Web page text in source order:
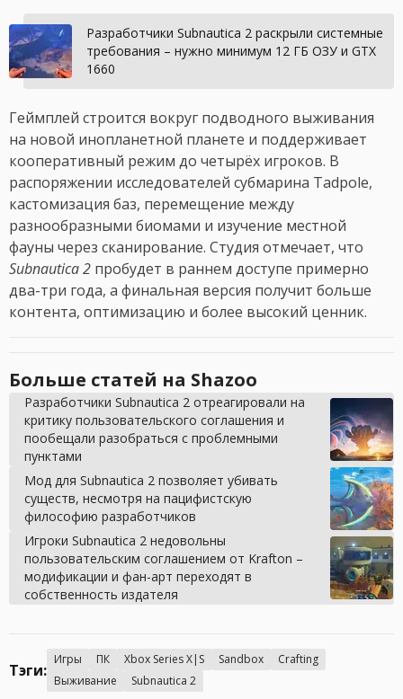
Разработчики Subnautica 2 раскрыли системные
требования – нужно минимум 12 ГБ ОЗУ и GTX
1660
Геймплей строится вокруг подводного выживания
на новой инопланетной планете и поддерживает
кооперативный режим до четырёх игроков. В
распоряжении исследователей субмарина Tadpole,
кастомизация баз, перемещение между
разнообразными биомами и изучение местной
фауны через сканирование. Студия отмечает, что
Subnautica 2 пробудет в раннем доступе примерно
два-три года, а финальная версия получит больше
контента, оптимизацию и более высокий ценник.
Больше статей на Shazoo
Разработчики Subnautica 2 отреагировали на
критику пользовательского соглашения и
пообещали разобраться с проблемными
пунктами
Мод для Subnautica 2 позволяет убивать
существ, несмотря на пацифистскую
философию разработчиков
Игроки Subnautica 2 недовольны
пользовательским соглашением от Krafton –
модификации и фан-арт переходят в
собственность издателя
Тэги:
Игры ПК Xbox Series X|S Sandbox
Crafting
Выживание
Subnautica 2